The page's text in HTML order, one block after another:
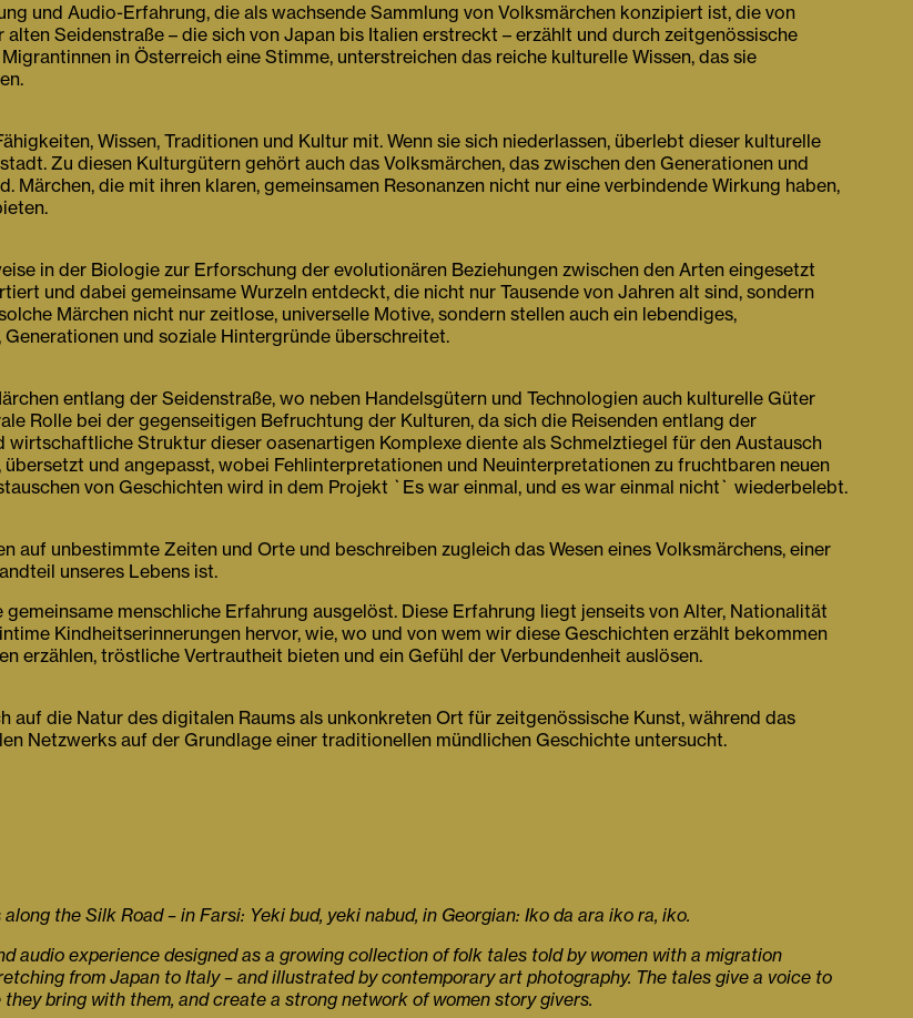
und Audio-Erfahrung, die als wachsende Sammlung von Volksmärchen konzipiert ist, die von
Seidenstraße – die sich von Japan bis Italien erstreckt – erzählt und durch zeitgenössische
in Österreich eine Stimme, unterstreichen das reiche kulturelle Wissen, das sie
Wissen, Traditionen und Kultur mit. Wenn sie sich niederlassen, überlebt dieser kulturelle
Zu diesen Kulturgütern gehört auch das Volksmärchen, das zwischen den Generationen und
die mit ihren klaren, gemeinsamen Resonanzen nicht nur eine verbindende Wirkung haben,
in der Biologie zur Erforschung der evolutionären Beziehungen zwischen den Arten eingesetzt
und dabei gemeinsame Wurzeln entdeckt, die nicht nur Tausende von Jahren alt sind, sondern
Märchen nicht nur zeitlose, universelle Motive, sondern stellen auch ein lebendiges,
und soziale Hintergründe überschreitet.
entlang der Seidenstraße, wo neben Handelsgütern und Technologien auch kulturelle Güter
Rolle bei der gegenseitigen Befruchtung der Kulturen, da sich die Reisenden entlang der
Struktur dieser oasenartigen Komplexe diente als Schmelztiegel für den Austausch
und angepasst, wobei Fehlinterpretationen und Neuinterpretationen zu fruchtbaren neuen
von Geschichten wird in dem Projekt `Es war einmal, und es war einmal nicht` wiederbelebt.
auf unbestimmte Zeiten und Orte und beschreiben zugleich das Wesen eines Volksmärchens, einer
unseres Lebens ist.
menschliche Erfahrung ausgelöst. Diese Erfahrung liegt jenseits von Alter, Nationalität
Kindheitserinnerungen hervor, wie, wo und von wem wir diese Geschichten erzählt bekommen
erzählen, tröstliche Vertrautheit bieten und ein Gefühl der Verbundenheit auslösen.
auf die Natur des digitalen Raums als unkonkreten Ort für zeitgenössische Kunst, während das
Netzwerks auf der Grundlage einer traditionellen mündlichen Geschichte untersucht.
the Silk Road – in Farsi: Yeki bud, yeki nabud, in Georgian: Iko da ara iko ra, iko.
audio experience designed as a growing collection of folk tales told by women with a migration
from Japan to Italy – and illustrated by contemporary art photography. The tales give a voice to
bring with them, and create a strong network of women story givers.